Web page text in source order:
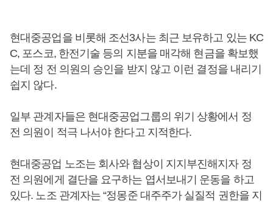
현대중공업을 비롯해 조선3사는 최근 보유하고 있는 KC
C, 포스코, 한전기술 등의 지분을 매각해 현금을 확보했
는데 정 전 의원의 승인을 받지 않고 이런 결정을 내리기
쉽지 않다.
일부 관계자들은 현대중공업그룹의 위기 상황에서 정
전 의원이 적극 나서야 한다고 지적한다.
현대중공업 노조는 회사와 협상이 지지부진해지자 정
전 의원에게 결단을 요구하는 엽서보내기 운동을 하고
있다. 노조 관계자는 “정몽준 대주주가 실질적 권한을 지